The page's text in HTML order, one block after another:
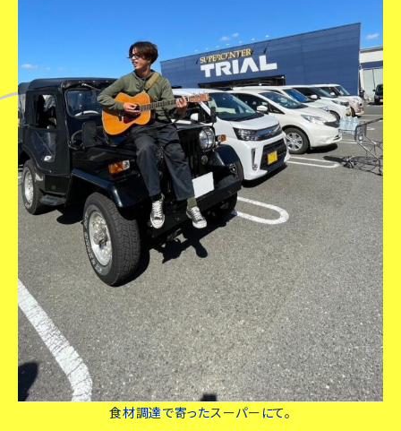
食材調達で寄ったスーパーにて。